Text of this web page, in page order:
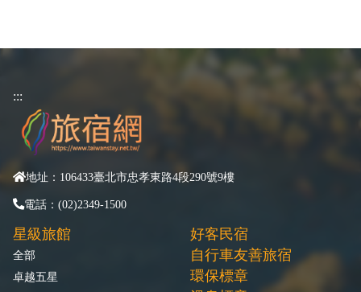
:::
地址：106433臺北市忠孝東路4段290號9樓
電話：(02)2349-1500
星級旅館
全部
卓越五星
好客民宿
自行車友善旅宿
環保標章